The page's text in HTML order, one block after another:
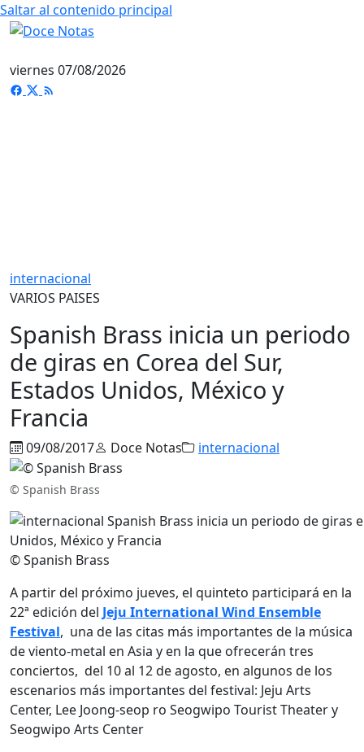
Saltar al contenido principal
viernes 07/08/2026
internacional
VARIOS PAISES
Spanish Brass inicia un periodo
de giras en Corea del Sur,
Estados Unidos, México y
Francia
09/08/2017 Doce Notas internacional
© Spanish Brass
© Spanish Brass
A partir del próximo jueves, el quinteto participará en la
22ª edición del Jeju International Wind Ensemble
Festival, una de las citas más importantes de la música
de viento-metal en Asia y en la que ofrecerán tres
conciertos, del 10 al 12 de agosto, en algunos de los
escenarios más importantes del festival: Jeju Arts
Center, Lee Joong-seop ro Seogwipo Tourist Theater y
Seogwipo Arts Center